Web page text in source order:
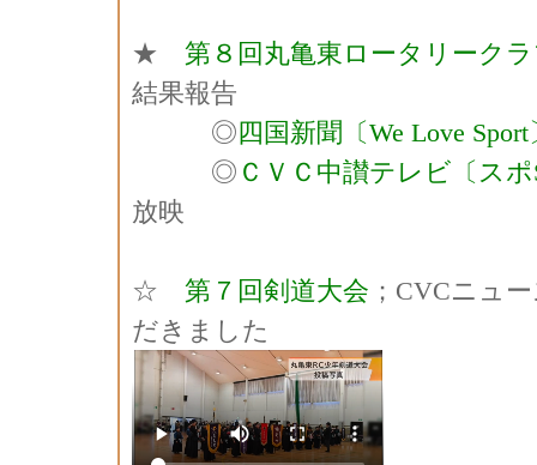
★ 第８回丸亀東ロータリーク
結果報告
◎四国新聞〔We Love Sport
◎ ＣＶＣ中讃テレビ〔ス
放映
☆ 第７回剣道大会 ；CVCニュ
だきました